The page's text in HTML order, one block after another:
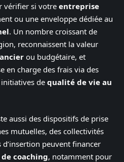
vérifier si votre entreprise
ou une enveloppe dédiée au
. Un nombre croissant de
reconnaissent la valeur
ou budgétaire, et
en charge des frais via des
de qualité de vie au
aussi des dispositifs de prise
mutuelles, des collectivités
peuvent financer
de coaching, notamment pour